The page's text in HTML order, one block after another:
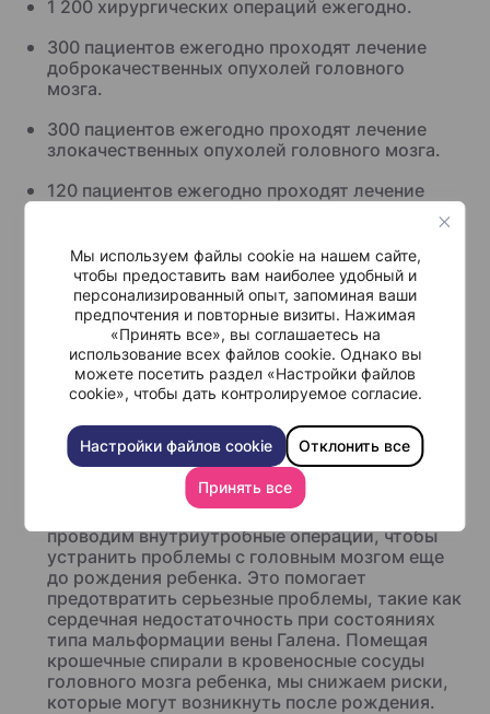
Мы используем файлы cookie на нашем сайте,
чтобы предоставить вам наиболее удобный и
персонализированный опыт, запоминая ваши
предпочтения и повторные визиты. Нажимая
«Принять все», вы соглашаетесь на
использование всех файлов cookie. Однако вы
можете посетить раздел «Настройки файлов
cookie», чтобы дать контролируемое согласие.
Настройки файлов cookie Отклонить все
Принять все
1 200 хирургических операций ежегодно.
300 пациентов ежегодно проходят лечение
доброкачественных опухолей головного
мозга.
300 пациентов ежегодно проходят лечение
злокачественных опухолей головного мозга.
120 пациентов ежегодно проходят лечение
Новаторство Шибы в
нейрохирургии
Наши врачи применяют передовые технологии и
прилагают совместные усилия для решения
Вот некоторые из наших достижений:
Внутриутробная хирургия головного мозга:
проводим внутриутробные операции, чтобы
устранить проблемы с головным мозгом еще
до рождения ребенка. Это помогает
предотвратить серьезные проблемы, такие как
сердечная недостаточность при состояниях
типа мальформации вены Галена. Помещая
крошечные спирали в кровеносные сосуды
головного мозга ребенка, мы снижаем риски,
которые могут возникнуть после рождения.